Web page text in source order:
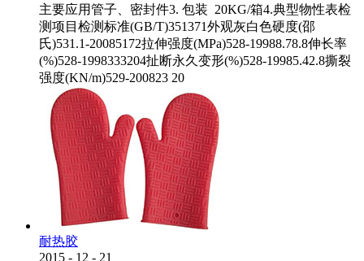
主要应用管子、密封件3. 包装 20KG/箱4.典型物性表检
测项目检测标准(GB/T)351371外观灰白色硬度(邵
氏)531.1-20085172拉伸强度(MPa)528-19988.78.8伸长率
(%)528-1998333204扯断永久变形(%)528-19985.42.8撕裂
强度(KN/m)529-200823 20
耐热胶
2015 - 12 - 21